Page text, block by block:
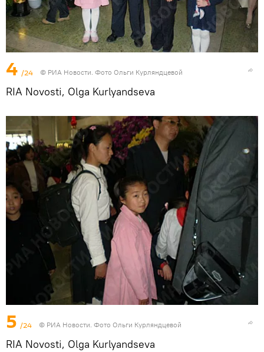
4 /24 © РИА Новости. Фото Ольги Курляндцевой
RIA Novosti, Olga Kurlyandseva
5 /24 © РИА Новости. Фото Ольги Курляндцевой
RIA Novosti, Olga Kurlyandseva